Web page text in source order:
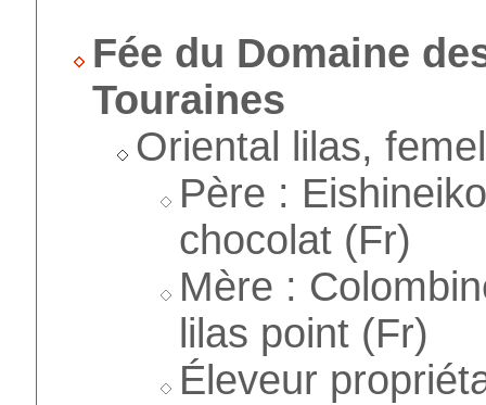
Fée du Domaine
Touraines
Oriental lilas,
Père :
chocolat (Fr)
Mère :
lilas point (Fr)
Éleveur